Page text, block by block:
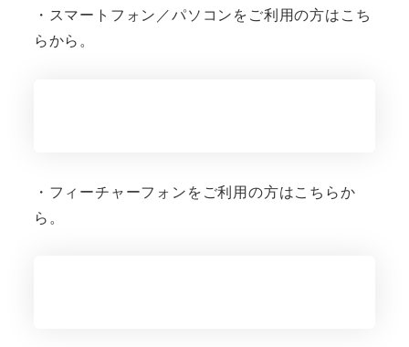
・スマートフォン／パソコンをご利用の方はこち
らから。
・フィーチャーフォンをご利用の方はこちらか
ら。